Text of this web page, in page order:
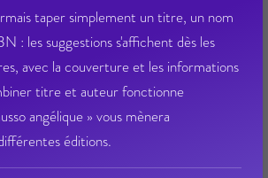
taper simplement un titre, un nom
: les suggestions s'affichent dès les
avec la couverture et les informations
titre et auteur fonctionne
angélique » vous mènera
éditions.